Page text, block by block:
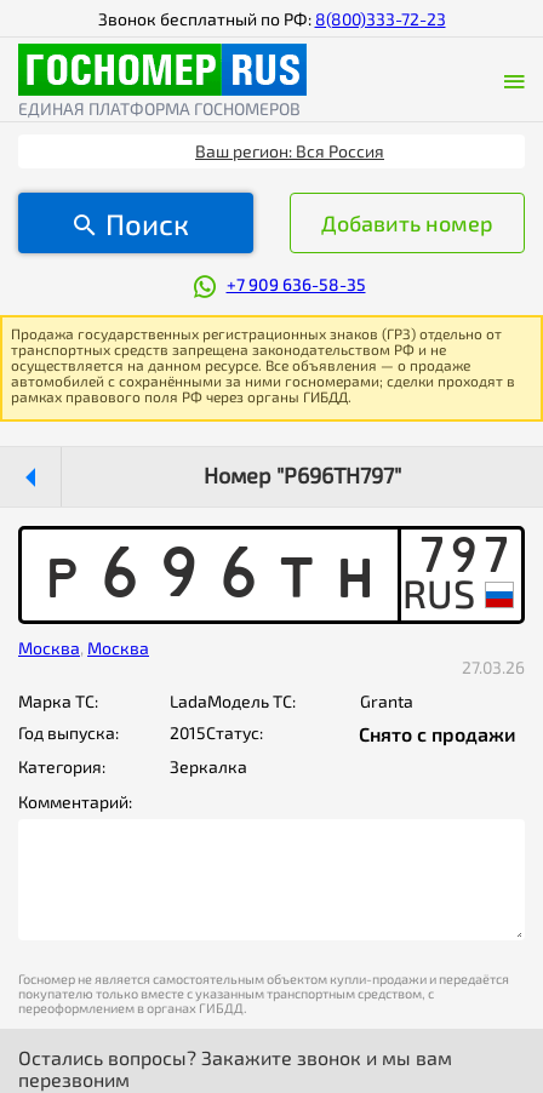
Звонок бесплатный по РФ: 8(800)333-72-23
ЕДИНАЯ ПЛАТФОРМА ГОСНОМЕРОВ
Ваш регион: Вся Россия
Поиск Добавить номер
+7 909 636-58-35
Продажа государственных регистрационных знаков (ГРЗ) отдельно от
транспортных средств запрещена законодательством РФ и не
осуществляется на данном ресурсе. Все объявления — о продаже
автомобилей с сохранёнными за ними госномерами; сделки проходят в
рамках правового поля РФ через органы ГИБДД.
Номер "Р696ТН797"
P 6 9 6 T H 797
Москва, Москва
27.03.26
Марка ТС:
LadaМодель ТС:
Granta
Год выпуска:
2015Статус: Снято с продажи
Категория:
Зеркалка
Комментарий:
Госномер не является самостоятельным объектом купли-продажи и передаётся
покупателю только вместе с указанным транспортным средством, с
переоформлением в органах ГИБДД.
Остались вопросы? Закажите звонок и мы вам
перезвоним